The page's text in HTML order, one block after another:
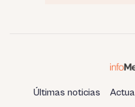
Últimas noticias